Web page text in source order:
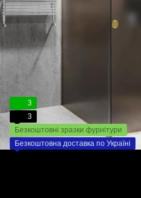
3
3
Безкоштовні зразки фурнітури
Безкоштовна доставка по Україні